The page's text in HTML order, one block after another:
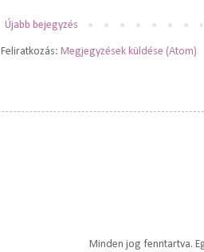
Újabb bejegyzés
Feliratkozás: Megjegyzések küldése (Atom)
Minden jog fenntartva.